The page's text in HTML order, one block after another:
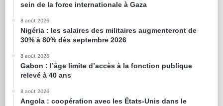
sein de la force internationale à Gaza
8 août 2026
Nigéria : les salaires des militaires augmenteront de
30% à 80% dès septembre 2026
8 août 2026
Gabon : l’âge limite d’accès à la fonction publique
relevé à 40 ans
8 août 2026
Angola : coopération avec les États-Unis dans le